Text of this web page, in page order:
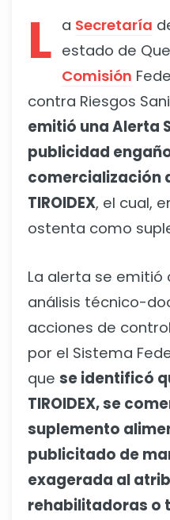
L a Secretaría
estado de
Comisión
contra Riesgos
emitió una Alerta
publicidad
comercialización
TIROIDEX, el cual,
ostenta como
La alerta se
análisis técnico-
acciones de
por el Sistema
que se identificó
TIROIDEX, se
suplemento
publicitado de
exagerada al
rehabilitadoras o